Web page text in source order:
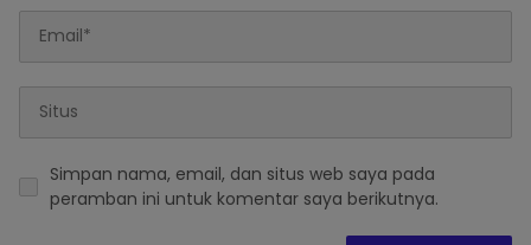
Simpan nama, email, dan situs web saya pada
peramban ini untuk komentar saya berikutnya.